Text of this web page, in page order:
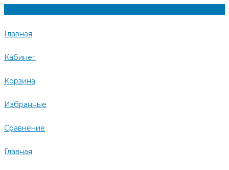
Главная
Кабинет
Корзина
Избранные
Сравнение
Главная